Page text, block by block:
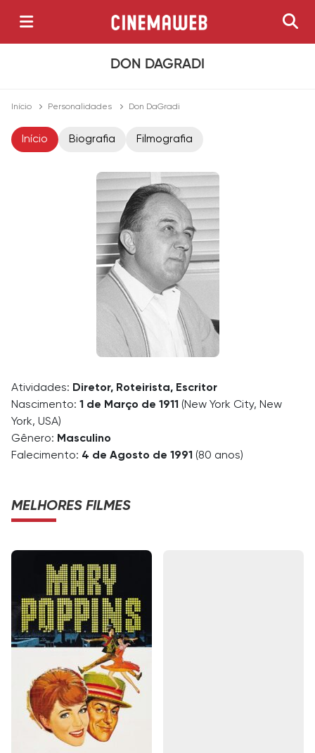
DON DAGRADI
Início Personalidades Don DaGradi
Início Biografia Filmografia
Atividades: Diretor, Roteirista, Escritor
Nascimento: 1 de Março de 1911 (New York City, New
York, USA)
Gênero: Masculino
Falecimento: 4 de Agosto de 1991 (80 anos)
MELHORES FILMES